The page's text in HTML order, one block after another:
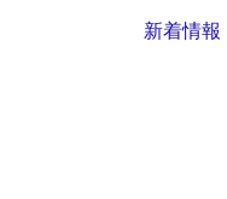
新着情報